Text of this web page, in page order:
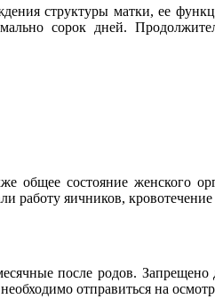
структуры матки, ее
сорок дней.
общее состояние женского
работу яичников,
после родов. Запрещено
отправиться на